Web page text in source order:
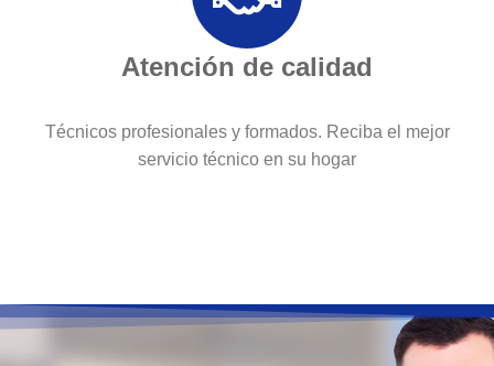
Atención de calidad
Técnicos profesionales y formados. Reciba el mejor
servicio técnico en su hogar